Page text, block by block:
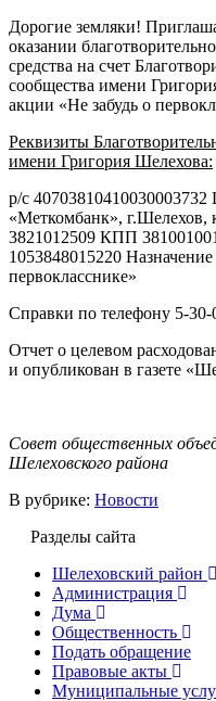
Дорогие земляки!
оказании
средства на счет
сообщества имени
акции «Не забудь о
Реквизиты
имени Григория Шелехова:
р/с
«Меткомбанк»,
3821012509 КПП
1053848015220
первокласснике»
Справки по телефону 5-30-
Отчет о целевом
и опубликован в газете
Совет общественных
Шелеховского района
В рубрике: Новости
Разделы сайта
Шелеховский район
Администрация
Дума
Общественность
Подать обращение
Правовые акты
Муниципальные